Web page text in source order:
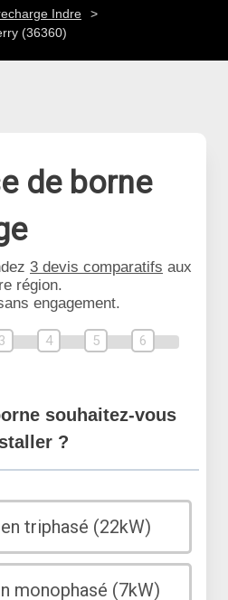
Indre
(36360)
de borne
3 devis comparatifs aux
région.
engagement.
3 4 5 6
souhaitez-vous
?
triphasé (22kW)
monophasé (7kW)